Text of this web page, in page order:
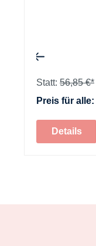
Statt: 56,85 €*
Preis für alle:
Details